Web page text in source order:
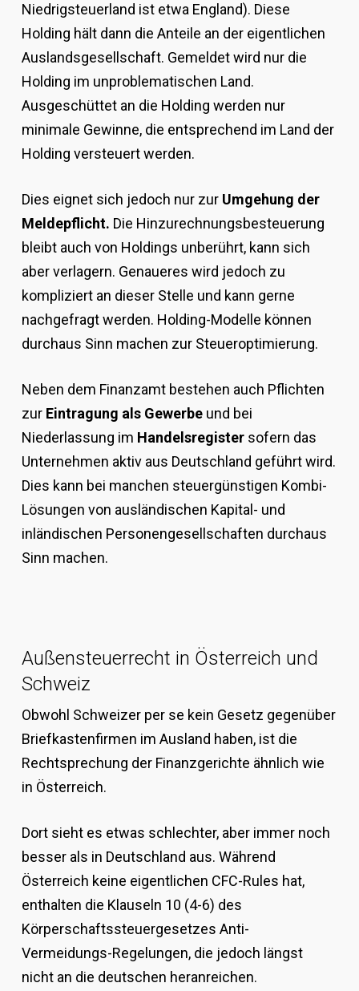
Niedrigsteuerland ist etwa England). Diese
Holding hält dann die Anteile an der eigentlichen
Auslandsgesellschaft. Gemeldet wird nur die
Holding im unproblematischen Land.
Ausgeschüttet an die Holding werden nur
minimale Gewinne, die entsprechend im Land der
Holding versteuert werden.
Dies eignet sich jedoch nur zur Umgehung der
Meldepflicht. Die Hinzurechnungsbesteuerung
bleibt auch von Holdings unberührt, kann sich
aber verlagern. Genaueres wird jedoch zu
kompliziert an dieser Stelle und kann gerne
nachgefragt werden. Holding-Modelle können
durchaus Sinn machen zur Steueroptimierung.
Neben dem Finanzamt bestehen auch Pflichten
zur Eintragung als Gewerbeund bei
Niederlassung im Handelsregistersofern das
Unternehmen aktiv aus Deutschland geführt wird.
Dies kann bei manchen steuergünstigen Kombi-
Lösungen von ausländischen Kapital- und
inländischen Personengesellschaften durchaus
Sinn machen.
Außensteuerrecht in Österreich und
Schweiz
Obwohl Schweizer per se kein Gesetz gegenüber
Briefkastenfirmen im Ausland haben, ist die
Rechtsprechung der Finanzgerichte ähnlich wie
in Österreich.
Dort sieht es etwas schlechter, aber immer noch
besser als in Deutschland aus. Während
Österreich keine eigentlichen CFC-Rules hat,
enthalten die Klauseln 10 (4-6) des
Körperschaftssteuergesetzes Anti-
Vermeidungs-Regelungen, die jedoch längst
nicht an die deutschen heranreichen.